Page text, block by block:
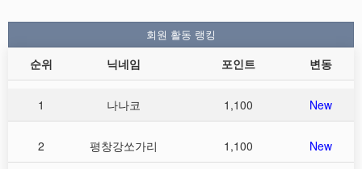
회원 활동 랭킹
순위 닉네임 포인트 변동
1 나나코 1,100 New
2 평창강쏘가리 1,100 New